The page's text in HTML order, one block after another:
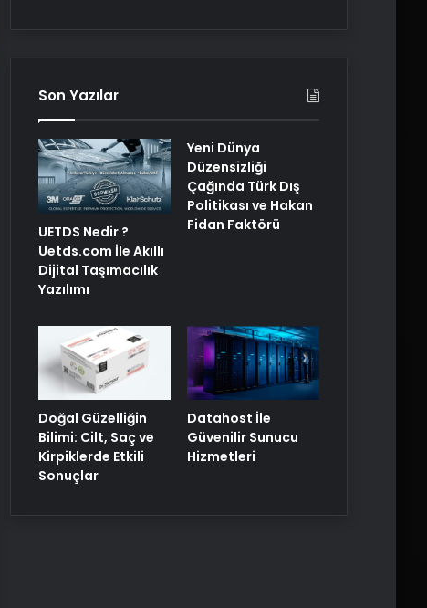
Son Yazılar
UETDS Nedir ?
Uetds.com İle Akıllı
Dijital Taşımacılık
Yazılımı
Yeni Dünya
Düzensizliği
Çağında Türk Dış
Politikası ve Hakan
Fidan Faktörü
Doğal Güzelliğin
Bilimi: Cilt, Saç ve
Kirpiklerde Etkili
Sonuçlar
Datahost İle
Güvenilir Sunucu
Hizmetleri